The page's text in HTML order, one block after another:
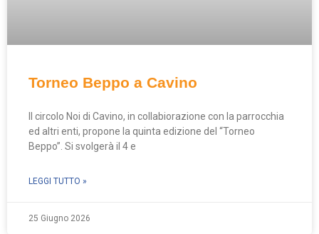
Torneo Beppo a Cavino
Il circolo Noi di Cavino, in collabiorazione con la parrocchia
ed altri enti, propone la quinta edizione del “Torneo
Beppo”. Si svolgerà il 4 e
LEGGI TUTTO »
25 Giugno 2026